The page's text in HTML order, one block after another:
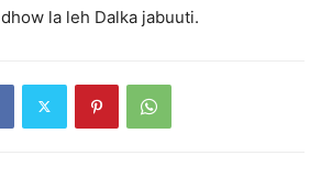
la leh Dalka jabuuti.